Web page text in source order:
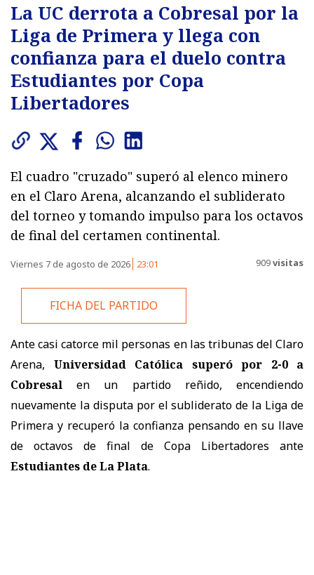
La UC derrota a Cobresal por la
Liga de Primera y llega con
confianza para el duelo contra
Estudiantes por Copa
Libertadores
El cuadro "cruzado" superó al elenco minero
en el Claro Arena, alcanzando el subliderato
del torneo y tomando impulso para los octavos
de final del certamen continental.
Viernes 7 de agosto de 2026 23:01 909visitas
FICHA DEL PARTIDO
Ante casi catorce mil personas en las tribunas del Claro
Arena, Universidad Católica superó por 2-0 a
Cobresal en un partido reñido, encendiendo
nuevamente la disputa por el subliderato de la Liga de
Primera y recuperó la confianza pensando en su llave
de octavos de final de Copa Libertadores ante
Estudiantes de La Plata.